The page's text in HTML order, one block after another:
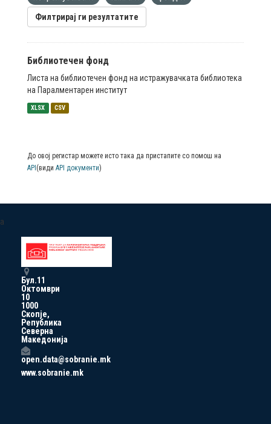
Филтрирај ги резултатите
Библиотечен фонд
Листа на библиотечен фонд на истражувачката библиотека
на Паралментарен институт
XLSX CSV
До овој регистар можете исто така да пристапите со помош на
API (види API документи)
a
Бул.11
Октомври
10
1000
Скопје,
Република
Северна
Македонија
open.data@sobranie.mk
www.sobranie.mk